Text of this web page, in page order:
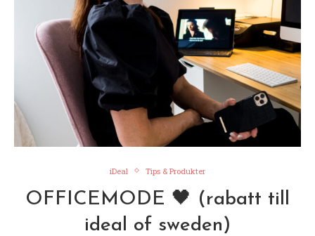
iDeal Tips & Produkter
OFFICEMODE 🖤 (rabatt till
ideal of sweden)